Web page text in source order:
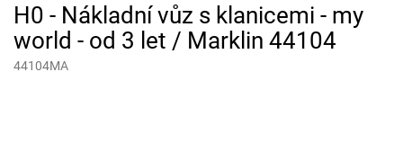
H0 - Nákladní vůz s klanicemi - my
world - od 3 let / Marklin 44104
44104MA